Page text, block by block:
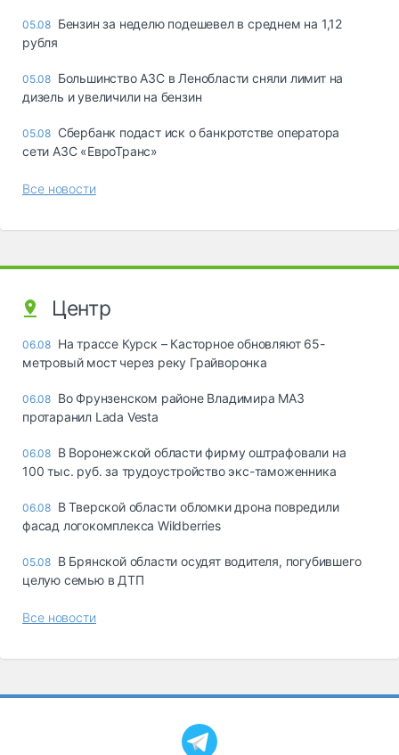
05.08 Бензин за неделю подешевел в среднем на 1,12
рубля
05.08 Большинство АЗС в Ленобласти сняли лимит на
дизель и увеличили на бензин
05.08 Сбербанк подаст иск о банкротстве оператора
сети АЗС «ЕвроТранс»
Все новости
Центр
06.08 На трассе Курск – Касторное обновляют 65-
метровый мост через реку Грайворонка
06.08 Во Фрунзенском районе Владимира МАЗ
протаранил Lada Vesta
06.08 В Воронежской области фирму оштрафовали на
100 тыс. руб. за трудоустройство экс-таможенника
06.08 В Тверской области обломки дрона повредили
фасад логокомплекса Wildberries
05.08 В Брянской области осудят водителя, погубившего
целую семью в ДТП
Все новости